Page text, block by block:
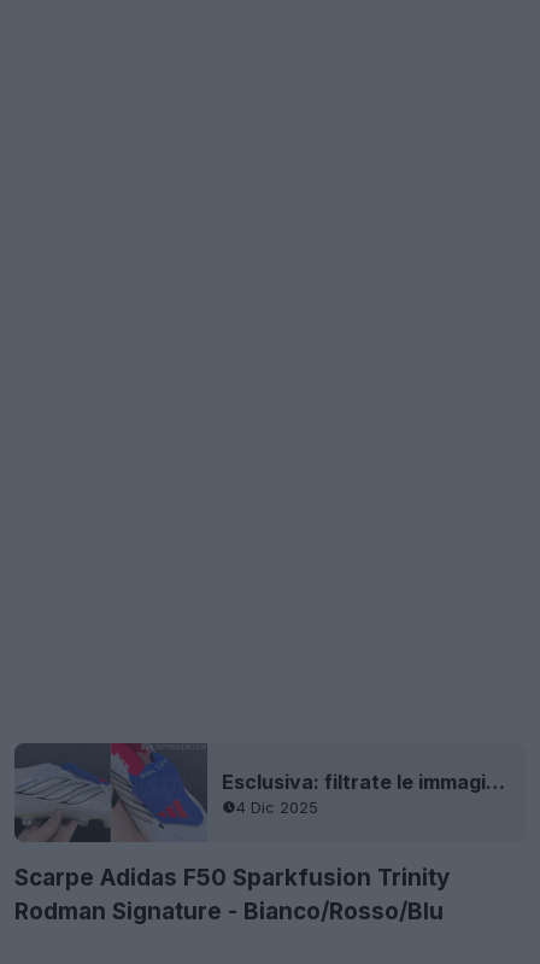
Esclusiva: filtrate le immagini delle scarpe Adidas Predator Jude Bellingham 2026 di nuova generazione
4 Dic 2025
Scarpe Adidas F50 Sparkfusion Trinity
Rodman Signature - Bianco/Rosso/Blu